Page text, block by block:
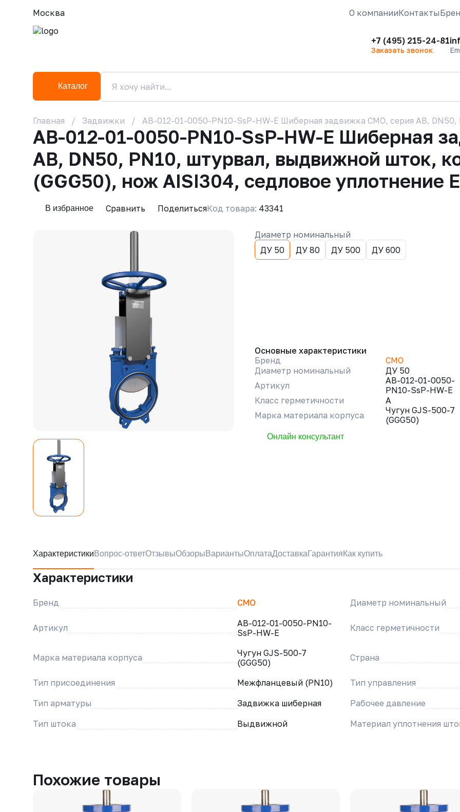
Москва О компанииКонтакты
+7 (495) 215-24-81
Заказать звонок
Каталог
Главная Задвижки AB-012-01-0050-PN10-SsP-HW-E Шиберная задвижка CMO, серия АВ,
AB-012-01-0050-PN10-SsP-HW-E Шиберная
АВ, DN50, РN10, штурвал, выдвижной шток,
(GGG50), нож AISI304, седловое уплотнение
В избранное Сравнить ПоделитьсяКод товара: 43341
Диаметр номинальный
ДУ 50
ДУ 80 ДУ 500 ДУ 600
Основные характеристики
Бренд
CMO
Диаметр номинальный
ДУ 50
Артикул
AB-012-01-0050-
PN10-SsP-HW-E
Класс герметичности
A
Марка материала корпуса
Чугун GJS-500-7
(GGG50)
Онлайн консультант
Характеристики Вопрос-ответОтзывыОбзоры ВариантыОплатаДоставка Гарантия Как купить
Характеристики
Бренд CMO Диаметр номинальный
Артикул
AB-012-01-0050-PN10-
SsP-HW-E
Класс герметичности
Марка материала корпуса
Чугун GJS-500-7
(GGG50)
Страна
Тип присоединения Межфланцевый (PN10) Тип управления
Тип арматуры
Задвижка шиберная Рабочее давление
Тип штока
Выдвижной Материал уплотнения
Похожие товары